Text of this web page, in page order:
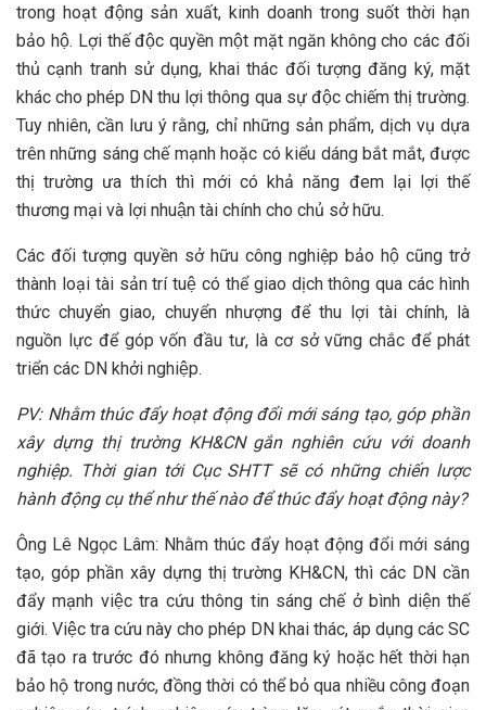
trong hoạt động sản xuất, kinh doanh trong suốt thời hạn
bảo hộ. Lợi thế độc quyền một mặt ngăn không cho các đối
thủ cạnh tranh sử dụng, khai thác đối tượng đăng ký, mặt
khác cho phép DN thu lợi thông qua sự độc chiếm thị trường.
Tuy nhiên, cần lưu ý rằng, chỉ những sản phẩm, dịch vụ dựa
trên những sáng chế mạnh hoặc có kiểu dáng bắt mắt, được
thị trường ưa thích thì mới có khả năng đem lại lợi thế
thương mại và lợi nhuận tài chính cho chủ sở hữu.
Các đối tượng quyền sở hữu công nghiệp bảo hộ cũng trở
thành loại tài sản trí tuệ có thể giao dịch thông qua các hình
thức chuyển giao, chuyển nhượng để thu lợi tài chính, là
nguồn lực để góp vốn đầu tư, là cơ sở vững chắc để phát
triển các DN khởi nghiệp.
PV: Nhằm thúc đẩy hoạt động đổi mới sáng tạo, góp phần
xây dựng thị trường KH&CN gắn nghiên cứu với doanh
nghiệp. Thời gian tới Cục SHTT sẽ có những chiến lược
hành động cụ thể như thế nào để thúc đẩy hoạt động này?
Ông Lê Ngọc Lâm: Nhằm thúc đẩy hoạt động đổi mới sáng
tạo, góp phần xây dựng thị trường KH&CN, thì các DN cần
đẩy mạnh việc tra cứu thông tin sáng chế ở bình diện thế
giới. Việc tra cứu này cho phép DN khai thác, áp dụng các SC
đã tạo ra trước đó nhưng không đăng ký hoặc hết thời hạn
bảo hộ trong nước, đồng thời có thể bỏ qua nhiều công đoạn